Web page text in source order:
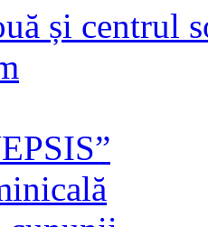
și centrul